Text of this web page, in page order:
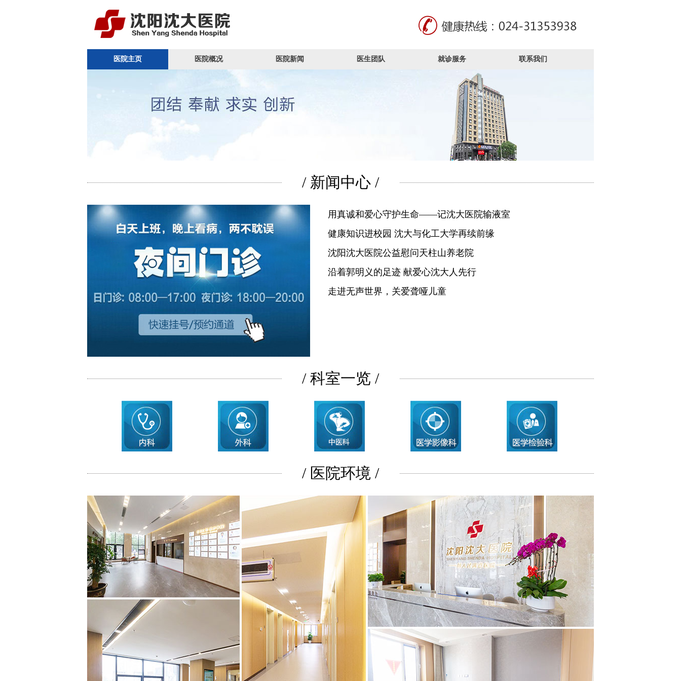
医院主页 医院概况 医院新闻 医生团队 就诊服务 联系我们
/ 新闻中心 /
用真诚和爱心守护生命——记沈大医院输液室
健康知识进校园 沈大与化工大学再续前缘
沈阳沈大医院公益慰问天柱山养老院
沿着郭明义的足迹 献爱心沈大人先行
走进无声世界，关爱聋哑儿童
/ 科室一览 /
/ 医院环境 /